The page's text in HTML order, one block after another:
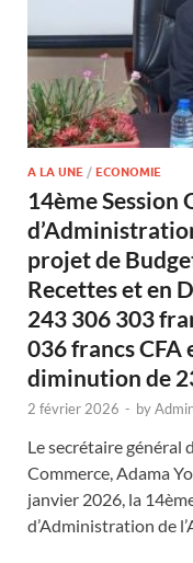
A LA UNE / ECONOMIE
14ème Session
projet de
Recettes et en
243 306 303
036 francs CFA
diminution de
2 février 2026 - by
Le secrétaire général
Commerce, Adama
janvier 2026, la
d’Administration de